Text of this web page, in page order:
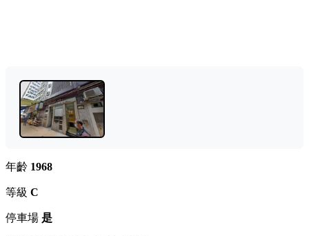
年齡 1968
等級 C
停車場 是